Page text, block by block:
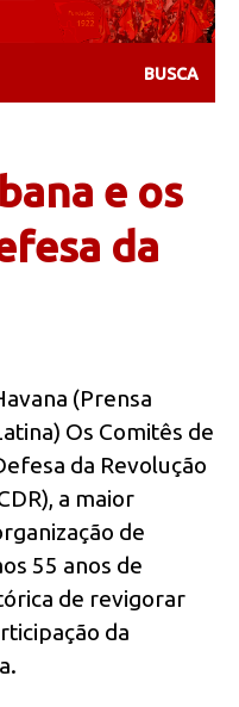
e os
da
(Prensa
Os Comitês de
da Revolução
a maior
de
55 anos de
de revigorar
da